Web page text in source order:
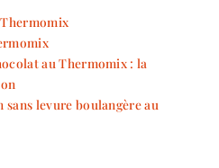
au Thermomix : la
levure boulangère au